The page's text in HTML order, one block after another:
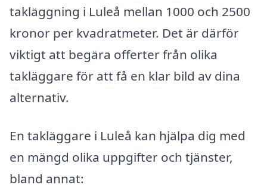
takläggning i Luleå mellan 1000 och 2500
kronor per kvadratmeter. Det är därför
viktigt att begära offerter från olika
takläggare för att få en klar bild av dina
alternativ.
En takläggare i Luleå kan hjälpa dig med
en mängd olika uppgifter och tjänster,
bland annat: